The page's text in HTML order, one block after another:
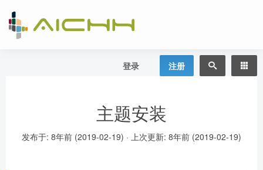
登录 注册
主题安装
发布于: 8年前 (2019-02-19) · 上次更新: 8年前 (2019-02-19)